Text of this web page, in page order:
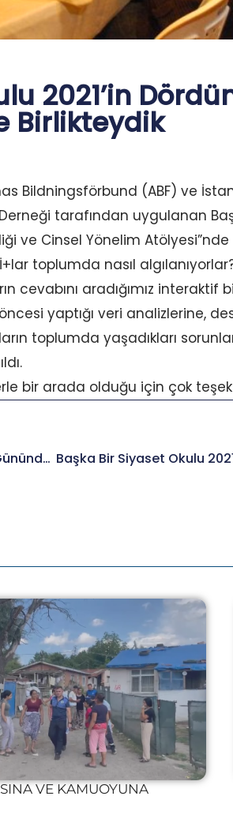
2021’in
Birlikteydik
Bildningsförbund (ABF) ve
Derneği tarafından uygulanan
ve Cinsel Yönelim
toplumda nasıl
cevabını aradığımız
yaptığı veri analizlerine,
toplumda yaşadıkları
bir arada olduğu için çok
Başka Bir Siyaset Okulu 2021’in Dördüncü Gününde Umut Güner Ve Yıldız Tar Ile Birlikteydik.
VE KAMUOYUNA